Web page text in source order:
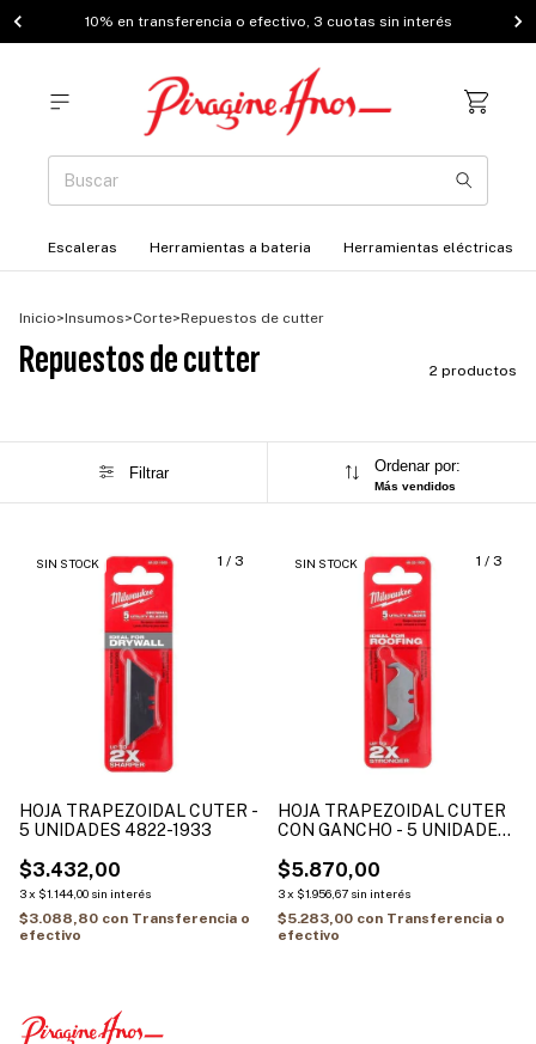
10% en transferencia o efectivo, 3 cuotas sin interés
Escaleras Herramientas a bateria Herramientas eléctricas
Inicio>Insumos>Corte>Repuestos de cutter
Repuestos de cutter 2 productos
Filtrar Ordenar por:
Más vendidos
1 / 3
SIN STOCK
HOJA TRAPEZOIDAL CUTER -
5 UNIDADES 4822-1933
$3.432,00
3x $1.144,00 sin interés
$3.088,80 con Transferencia o
efectivo
1 / 3
SIN STOCK
HOJA TRAPEZOIDAL CUTER
CON GANCHO - 5 UNIDADES
$5.870,00
3x $1.956,67 sin interés
$5.283,00 con Transferencia o
efectivo